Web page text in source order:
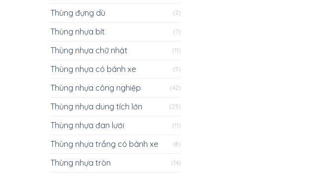
Thùng đựng dù (2)
Thùng nhựa bít (7)
Thùng nhựa chữ nhật (11)
Thùng nhựa có bánh xe (5)
Thùng nhựa công nghiệp (42)
Thùng nhựa dung tích lớn (25)
Thùng nhựa đan lưới (11)
Thùng nhựa trắng có bánh xe (8)
Thùng nhựa tròn (14)